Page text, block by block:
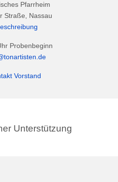
Pfarrheim
Straße, Nassau
Probenbeginn
Vorstand
Unterstützung